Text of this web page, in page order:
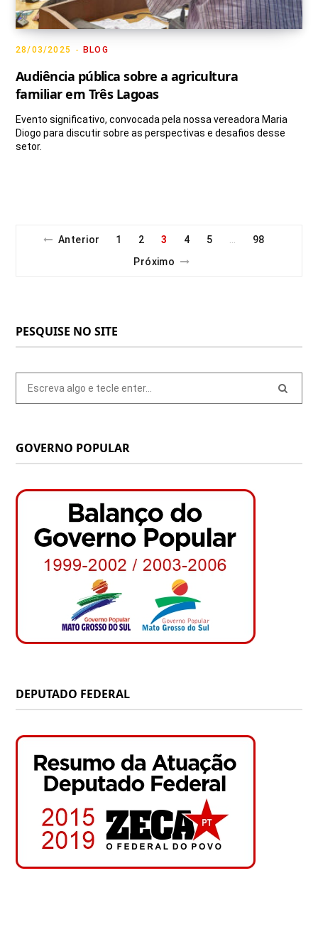
BLOG
28/03/2025
Audiência pública sobre a agricultura
familiar em Três Lagoas
Evento significativo, convocada pela nossa vereadora Maria
Diogo para discutir sobre as perspectivas e desafios desse
setor.
Anterior 1 2 3 4 5 …
98
Próximo
PESQUISE NO SITE
GOVERNO POPULAR
DEPUTADO FEDERAL